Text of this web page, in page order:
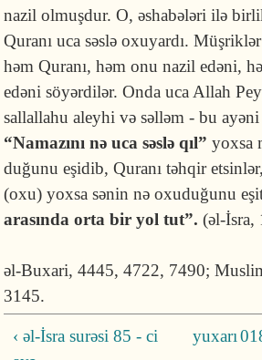
nazil olmuşdur. O, əshabələri ilə
Quranı uca səslə oxuyardı.
həm Quranı, həm onu nazil edəni,
edəni söyərdilər. Onda uca Allah
sallallahu aleyhi və səlləm - bu
“Namazını nə uca səslə qıl” yoxsa
du­ğunu eşidib, Quranı təhqir etsin­lər,
(oxu) yoxsa sənin nə oxu­du­ğunu
arasında orta bir yol tut”. (əl-İsra,
əl-Buxari, 4445, 4722, 7490;
3145.
‹ əl-İsra surəsi 85 - ci
yuxarı